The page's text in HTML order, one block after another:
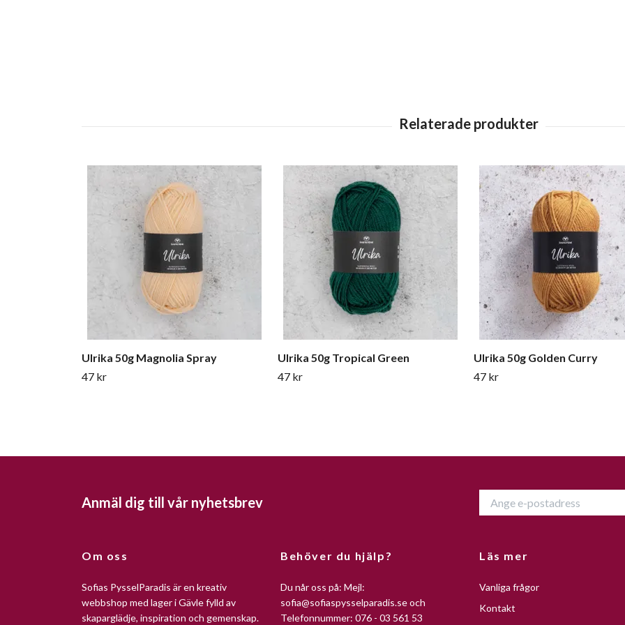
Ulrika 50g Magnolia Spray
47 kr
Ulrika 50g Tropical Green
47 kr
Ulrika 50g Golden Curry
47 kr
Anmäl dig till vår nyhetsbrev
Om oss
Sofias PysselParadis är en kreativ
webbshop med lager i Gävle fylld av
skaparglädje, inspiration och gemenskap.
Behöver du hjälp?
Du når oss på: Mejl:
sofia@sofiaspysselparadis.seoch
Telefonnummer: 076 - 03 561 53
Läs mer
Vanliga frågor
Kontakt